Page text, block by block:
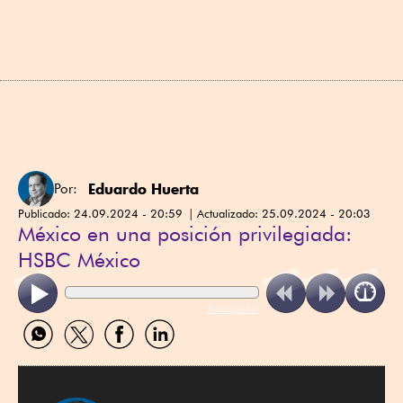
Por: Eduardo Huerta
Publicado: 24.09.2024 - 20:59 Actualizado: 25.09.2024 - 20:03
México en una posición privilegiada:
HSBC México
ReadSpeaker
Compartir
por
Compartir
por
Compartir
por
Compartir
por